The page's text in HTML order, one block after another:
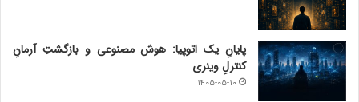
پایانِ یک اتوپیا: هوش مصنوعی و بازگشتِ آرمانِ
کنترلِ وینری
۱۴۰۵-۰۵-۱۰